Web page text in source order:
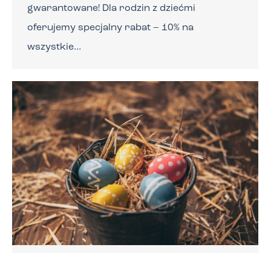
gwarantowane! Dla rodzin z dziećmi
oferujemy specjalny rabat – 10% na
wszystkie…